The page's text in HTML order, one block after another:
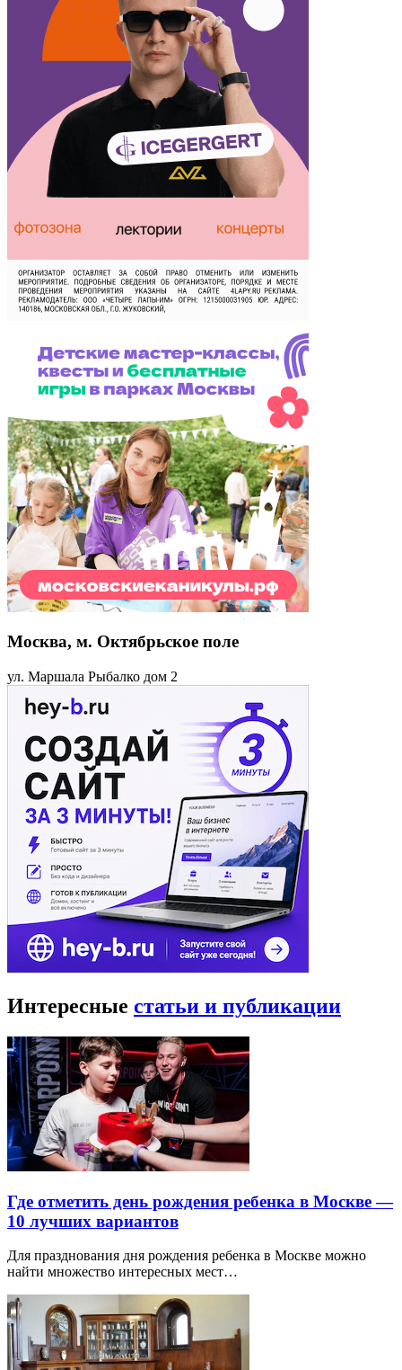
Москва, м. Октябрьское поле
ул. Маршала Рыбалко дом 2
Интересные статьи и публикации
Где отметить день рождения ребенка в Москве —
10 лучших вариантов
Для празднования дня рождения ребенка в Москве можно
найти множество интересных мест…